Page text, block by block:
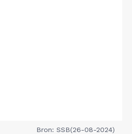
Bron: SSB(26-08-2024)